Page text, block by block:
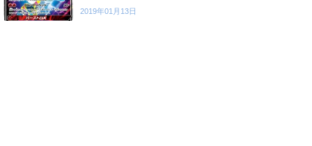
2019年01月13日